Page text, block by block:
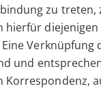
zu treten,
und
Korrespondenz,